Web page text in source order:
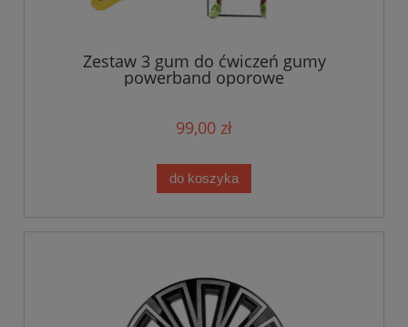
Zestaw 3 gum do ćwiczeń gumy
powerband oporowe
99,00 zł
do koszyka